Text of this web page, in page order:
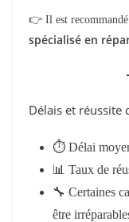
👉 Il est
spécialisé en
Délais et réussite
⏱ Délai
📊 Taux de
🔧 Certaines
être